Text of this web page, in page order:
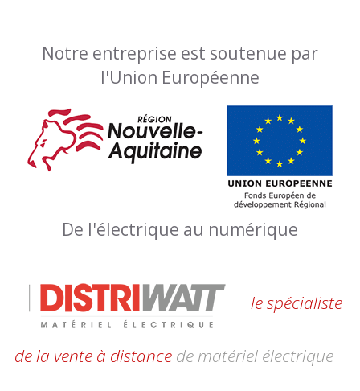
Notre entreprise est soutenue par
l'Union Européenne
De l'électrique au numérique
le spécialiste
de la vente à distance de matériel électrique